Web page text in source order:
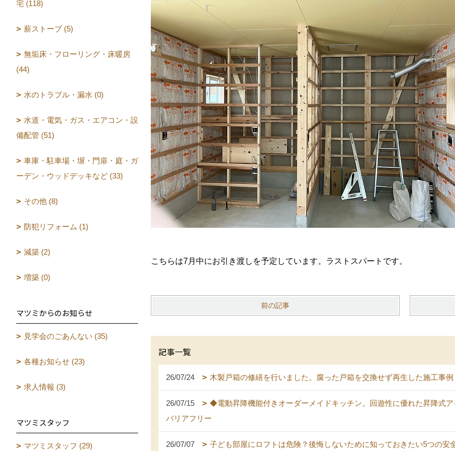
こちらは7月中にお引き渡しを予定しています。ラストスパートです。
前の記事
記事一覧
26/07/24 木製戸箱の修繕を行いました。腐った戸箱を交換せず再生した施工事
26/07/15
◆電動昇降機能付きオーダーメイドキッチン。回遊性に優れた昇降式
バリアフリー
26/07/07 子ども部屋にロフトは危険？後悔しないために知っておきたい5つの安
宅 (118)
薪ストーブ (5)
無垢床・フローリング・床暖房
(44)
水のトラブル・漏水 (0)
水道・電気・ガス・エアコン・設
備配管 (51)
車庫・駐車場・塀・門扉・庭・ガ
ーデン・ウッドデッキなど (33)
その他 (8)
防犯リフォーム (1)
減築 (2)
増築 (0)
マツミからのお知らせ
見学会のごあんない (35)
各種お知らせ (23)
求人情報 (3)
マツミスタッフ
マツミスタッフ (29)